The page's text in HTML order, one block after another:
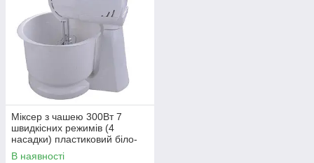
Міксер з чашею 300Вт 7
швидкісних режимів (4
насадки) пластиковий біло-
зелений Maestro
В наявності